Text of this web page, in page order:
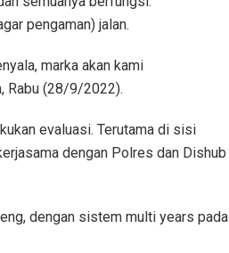
pengaman) jalan.
marka akan kami
Rabu (28/9/2022).
evaluasi. Terutama di sisi
dengan Polres dan Dishub
dengan sistem multi years pada